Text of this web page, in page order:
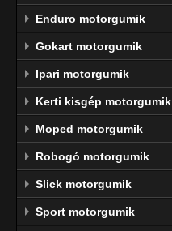
Enduro motorgumik
Gokart motorgumik
Ipari motorgumik
Kerti kisgép motorgumik
Moped motorgumik
Robogó motorgumik
Slick motorgumik
Sport motorgumik